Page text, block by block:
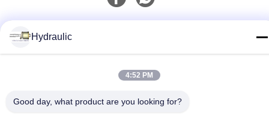
admin@hlhydraulics.com
Hydraulic
4:52 PM
Good day, what product are you looking for?